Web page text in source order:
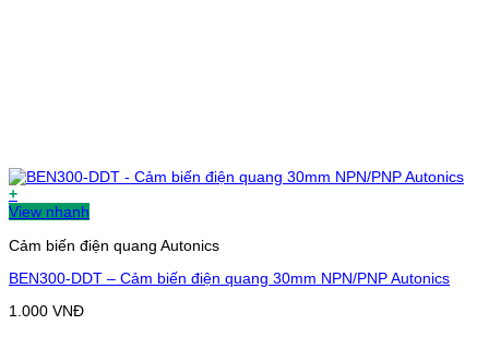
+
View nhanh
Cảm biến điện quang Autonics
BEN300-DDT – Cảm biến điện quang 30mm NPN/PNP Autonics
1.000 VNĐ